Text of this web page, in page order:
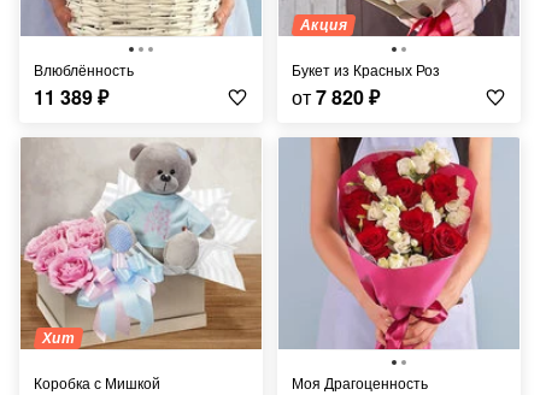
Влюблённость
11 389₽
Акция
Букет из Красных Роз
от7 820₽
Хит
Коробка с Мишкой Моя Драгоценность